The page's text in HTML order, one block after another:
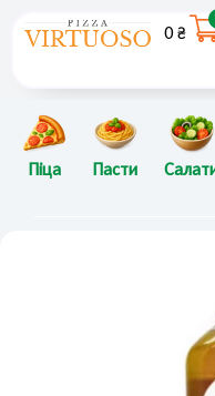
0₴
Піца Пасти